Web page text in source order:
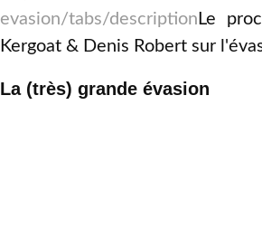
evasion/tabs/description Le
Kergoat & Denis Robert sur
La (très) grande évasion